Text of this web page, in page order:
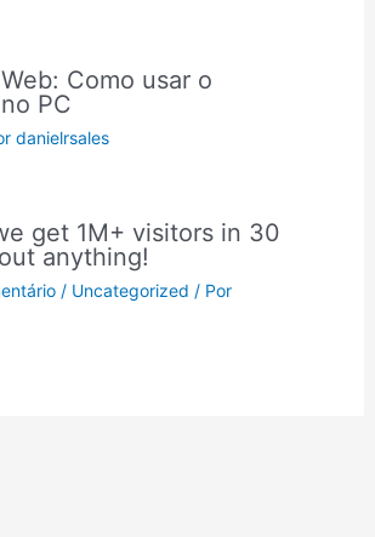
Como usar o
PC
danielrsales
get 1M+ visitors in 30
anything!
/ Uncategorized / Por